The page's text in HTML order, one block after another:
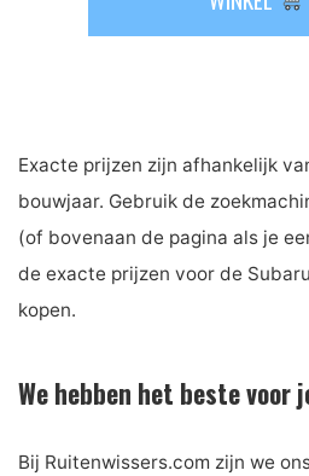
Exacte prijzen zijn afhankelijk
bouwjaar. Gebruik de
(of bovenaan de pagina als je
de exacte prijzen voor de
kopen.
We hebben het beste voor
Bij Ruitenwissers.com zijn we